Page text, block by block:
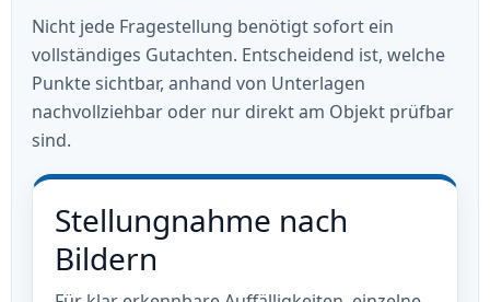
Nicht jede Fragestellung benötigt sofort ein
vollständiges Gutachten. Entscheidend ist, welche
Punkte sichtbar, anhand von Unterlagen
nachvollziehbar oder nur direkt am Objekt prüfbar
sind.
Stellungnahme nach
Bildern